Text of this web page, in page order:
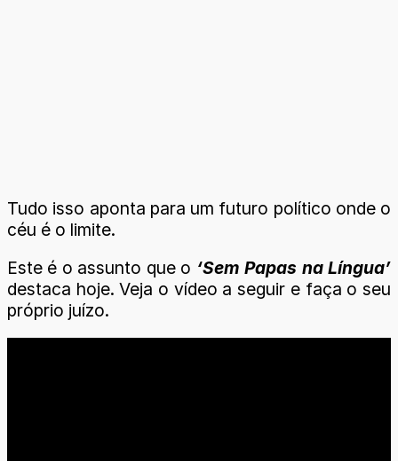
Tudo isso aponta para um futuro político onde o
céu é o limite.
Este é o assunto que o ‘Sem Papas na Língua’
destaca hoje. Veja o vídeo a seguir e faça o seu
próprio juízo.